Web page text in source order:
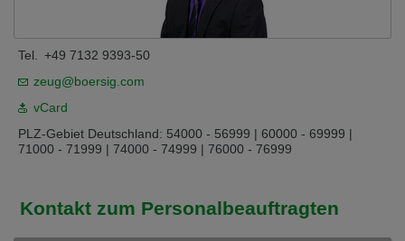
Tel.
+49 7132 9393-50
zeug@boersig.com
vCard
PLZ-Gebiet Deutschland: 54000 - 56999 | 60000 - 69999 |
71000 - 71999 | 74000 - 74999 | 76000 - 76999
Kontakt zum Personalbeauftragten